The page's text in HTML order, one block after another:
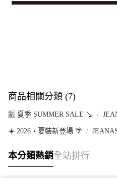
商品相關分類 (7)
🈹 夏季 SUMMER SALE ↘️
☀️ 2026・夏裝新登場 🌴
本分類熱銷全站排行